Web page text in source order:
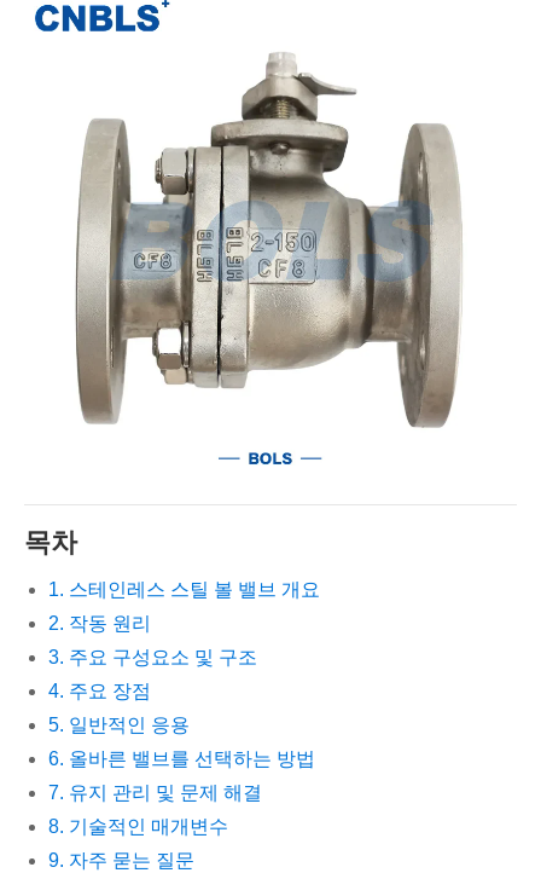
목차
1. 스테인레스 스틸 볼 밸브 개요
2. 작동 원리
3. 주요 구성요소 및 구조
4. 주요 장점
5. 일반적인 응용
6. 올바른 밸브를 선택하는 방법
7. 유지 관리 및 문제 해결
8. 기술적인 매개변수
9. 자주 묻는 질문